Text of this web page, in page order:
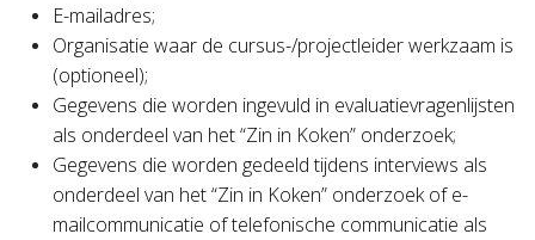
E-mailadres;
Organisatie waar de cursus-/projectleider werkzaam is
(optioneel);
Gegevens die worden ingevuld in evaluatievragenlijsten
als onderdeel van het “Zin in Koken” onderzoek;
Gegevens die worden gedeeld tijdens interviews als
onderdeel van het “Zin in Koken” onderzoek of e-
mailcommunicatie of telefonische communicatie als